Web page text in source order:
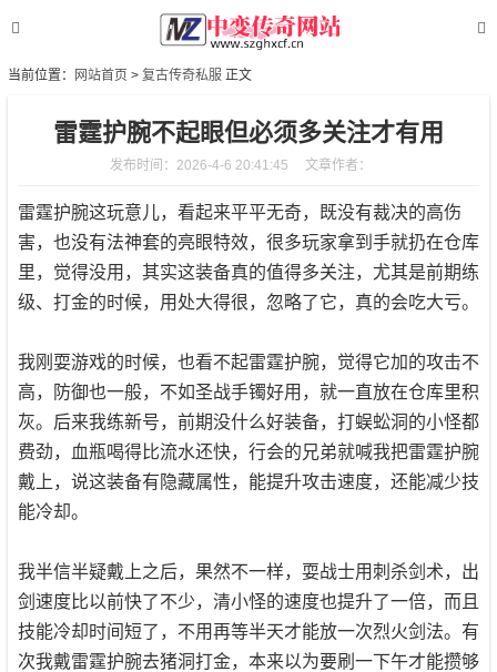
当前位置： 网站首页 > 复古传奇私服 正文
雷霆护腕不起眼但必须多关注才有用
发布时间：2026-4-6 20:41:45 文章作者：
雷霆护腕这玩意儿，看起来平平无奇，既没有裁决的高伤
害，也没有法神套的亮眼特效，很多玩家拿到手就扔在仓库
里，觉得没用，其实这装备真的值得多关注，尤其是前期练
级、打金的时候，用处大得很，忽略了它，真的会吃大亏。
我刚耍游戏的时候，也看不起雷霆护腕，觉得它加的攻击不
高，防御也一般，不如圣战手镯好用，就一直放在仓库里积
灰。后来我练新号，前期没什么好装备，打蜈蚣洞的小怪都
费劲，血瓶喝得比流水还快，行会的兄弟就喊我把雷霆护腕
戴上，说这装备有隐藏属性，能提升攻击速度，还能减少技
能冷却。
我半信半疑戴上之后，果然不一样，耍战士用刺杀剑术，出
剑速度比以前快了不少，清小怪的速度也提升了一倍，而且
技能冷却时间短了，不用再等半天才能放一次烈火剑法。有
次我戴雷霆护腕去猪洞打金，本来以为要刷一下午才能攒够